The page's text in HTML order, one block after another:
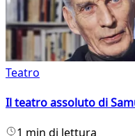
Teatro
Il teatro assoluto di
1 min di lettura